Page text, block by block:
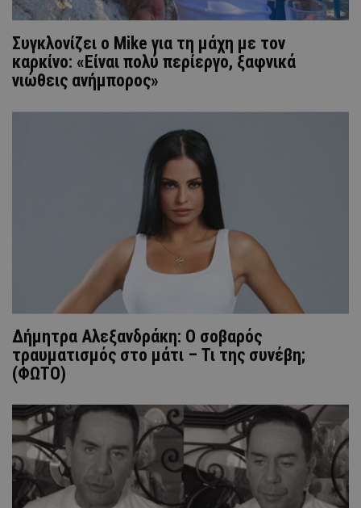
Συγκλονίζει ο Mike για τη μάχη με τον
καρκίνο: «Είναι πολύ περίεργο, ξαφνικά
νιώθεις ανήμπορος»
Δήμητρα Αλεξανδράκη: Ο σοβαρός
τραυματισμός στο μάτι – Τι της συνέβη;
(ΦΩTO)